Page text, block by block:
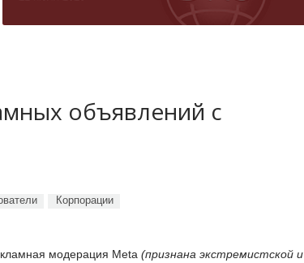
объявлений с
Корпорации
модерация Meta (признана экстремистской и